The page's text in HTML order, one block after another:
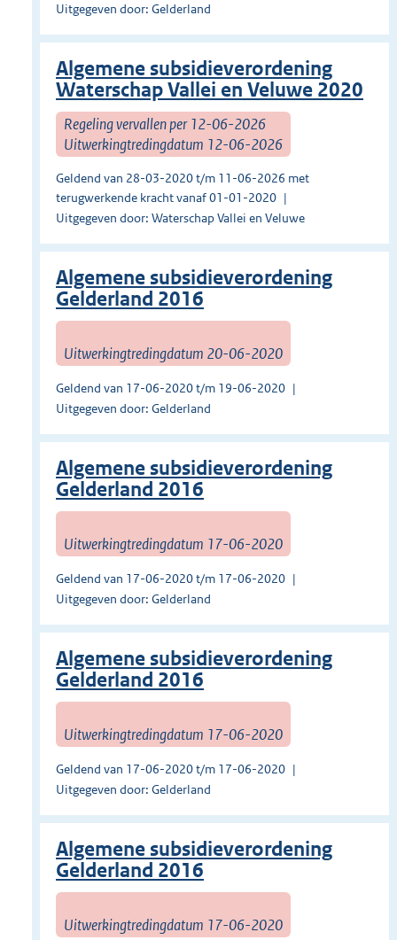
Uitgegeven door: Gelderland
Algemene subsidieverordening
Waterschap Vallei en Veluwe 2020
Regeling vervallen per 12-06-2026
Uitwerkingtredingdatum 12-06-2026
Geldend van 28-03-2020 t/m 11-06-2026 met
terugwerkende kracht vanaf 01-01-2020
Uitgegeven door: Waterschap Vallei en Veluwe
Algemene subsidieverordening
Gelderland 2016
Uitwerkingtredingdatum 20-06-2020
Geldend van 17-06-2020 t/m 19-06-2020
Uitgegeven door: Gelderland
Algemene subsidieverordening
Gelderland 2016
Uitwerkingtredingdatum 17-06-2020
Geldend van 17-06-2020 t/m 17-06-2020
Uitgegeven door: Gelderland
Algemene subsidieverordening
Gelderland 2016
Uitwerkingtredingdatum 17-06-2020
Geldend van 17-06-2020 t/m 17-06-2020
Uitgegeven door: Gelderland
Algemene subsidieverordening
Gelderland 2016
Uitwerkingtredingdatum 17-06-2020